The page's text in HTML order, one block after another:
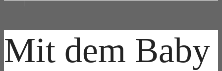
Mit dem Baby